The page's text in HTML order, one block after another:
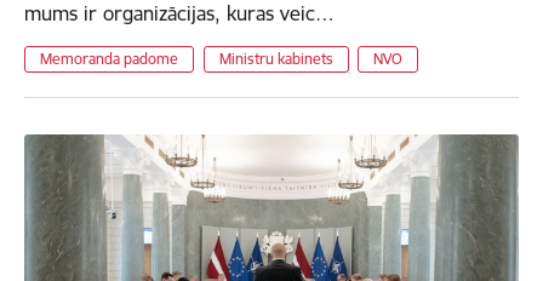
mums ir organizācijas, kuras veic…
Memoranda padome Ministru kabinets NVO